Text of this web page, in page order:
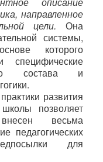
направленное
цели. Она
системы,
которого
специфические
состава и
развития
позволяет
весьма
педагогических
для